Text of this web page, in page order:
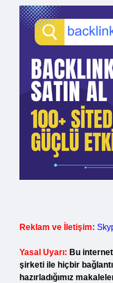
Reklam ve İletişim:
Yasal Uyarı: Bu
şirketi ile hiçbir
hazırladığımız